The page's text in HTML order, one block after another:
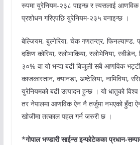
रुपमा युरेनियम-२३८ पाइन्छ र त्यसलाई आणविक
प्रशोधन गरिएपछि युरेनियम-२३५ बनाइन्छ ।
बेल्जियम, बुल्गेरिया, चेक गणतन्त्र, फिनल्याण्ड,
दक्षिण कोरिया, स्लोभाकिया, स्लोभेनिया,
३०% वा यो भन्दा बढी बिजुली सबै आणविक
काजकास्तान, क्यानडा, अष्टेलिया, नामिविया,
युरेनियमको बढी उत्पादन हुन्छ । यो धातुको
तर नेपालमा आणविक ऐन नै तर्जुमा नभएको हुँदा
खोजीमा तत्काल पहल गर्न जरुरी छ ।
*गोपाल भण्डारी साईन्स इन्फोटेकका प्रधान-